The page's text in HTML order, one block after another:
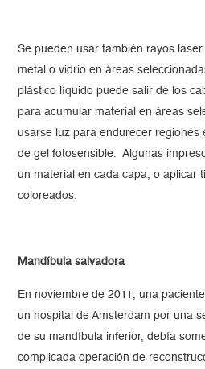
Se pueden usar también rayos
metal o vidrio en áreas
plástico líquido puede salir de los
para acumular material en áreas
usarse luz para endurecer regiones
de gel fotosensible. Algunas
un material en cada capa, o aplicar
coloreados.
Mandíbula salvadora
En noviembre de 2011, una
un hospital de Amsterdam por una
de su mandíbula inferior, debía
complicada operación de